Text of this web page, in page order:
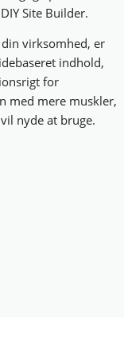
Site Builder.
virksomhed, er
indhold,
for
med mere muskler,
nyde at bruge.